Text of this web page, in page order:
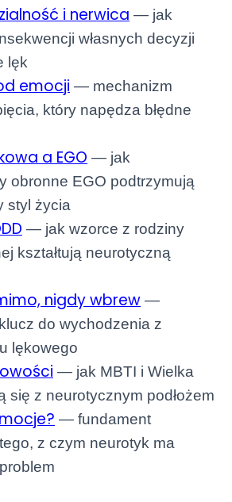
i nerwica — jak
własnych decyzji
lęk
emocji — mechanizm
który napędza błędne
a EGO — jak
obronne EGO podtrzymują
styl życia
— jak wzorce z rodziny
kształtują neurotyczną
nigdy wbrew —
do wychodzenia z
lękowego
— jak MBTI i Wielka
się z neurotycznym podłożem
— fundament
z czym neurotyk ma